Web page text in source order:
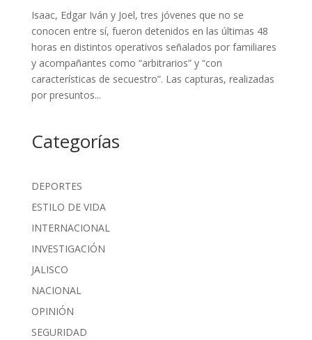
Isaac, Edgar Iván y Joel, tres jóvenes que no se
conocen entre sí, fueron detenidos en las últimas 48
horas en distintos operativos señalados por familiares
y acompañantes como “arbitrarios” y “con
características de secuestro”. Las capturas, realizadas
por presuntos...
Categorías
DEPORTES
ESTILO DE VIDA
INTERNACIONAL
INVESTIGACIÓN
JALISCO
NACIONAL
OPINIÓN
SEGURIDAD